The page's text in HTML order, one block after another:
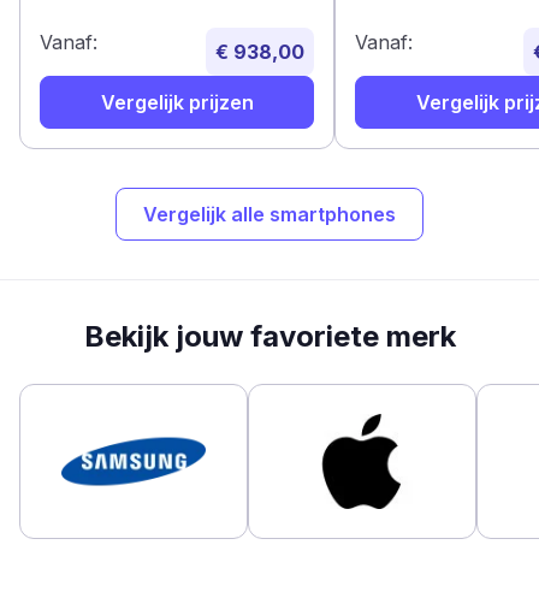
Vanaf: € 938,00
Vergelijk prijzen
Vanaf:
Vergelijk
Vergelijk alle smartphones
Bekijk jouw favoriete merk